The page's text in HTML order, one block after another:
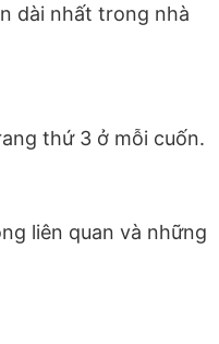
dài nhất trong nhà
thứ 3 ở mỗi cuốn.
liên quan và những